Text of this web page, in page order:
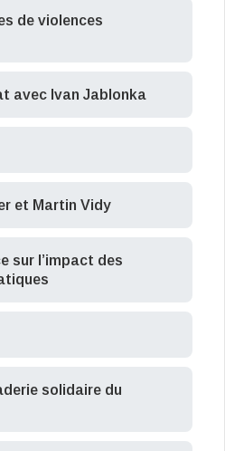
de violences
avec Ivan Jablonka
et Martin Vidy
sur l’impact des
solidaire du